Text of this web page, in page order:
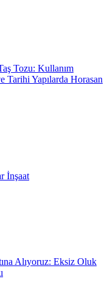
Tozu: Kullanım
Tarihi Yapılarda Horasan
İnşaat
Alıyoruz: Eksiz Oluk